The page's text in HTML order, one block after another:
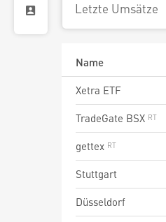
Letzte Umsätze
Name
Xetra ETF
TradeGate BSX
gettex
Stuttgart
Düsseldorf